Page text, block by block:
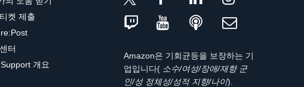
켓 제출
터
개요
Amazon은 기회균등을 보장하는 기
업입니다( 소수/여성/장애/재향 군
인/성 정체성/성적 지향/나이).